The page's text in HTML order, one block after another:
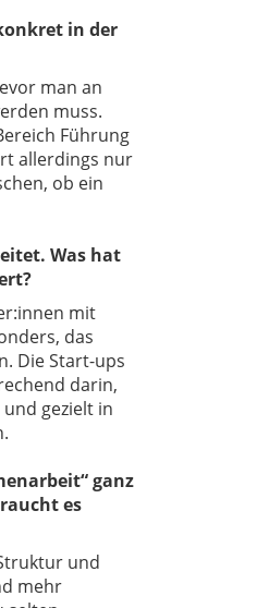
in der
man an
muss.
Führung
allerdings nur
ob ein
Was hat
mit
das
Die Start-ups
darin,
gezielt in
ganz
es
und
mehr